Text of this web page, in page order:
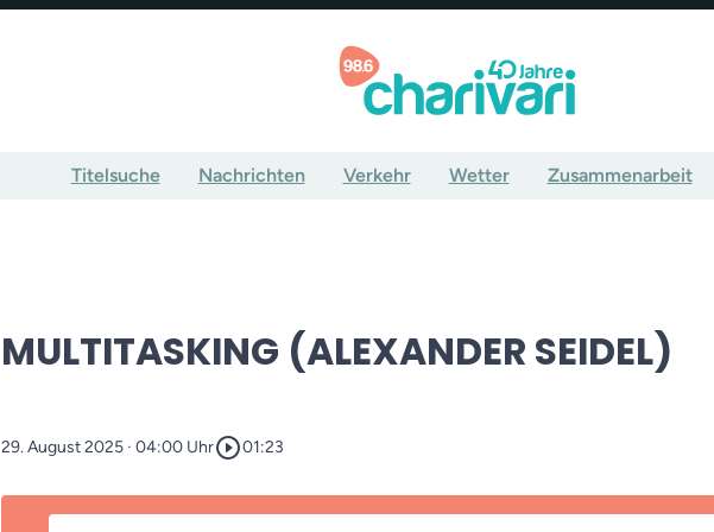
Titelsuche Nachrichten Verkehr Wetter Zusammenarbeit
MULTITASKING (ALEXANDER SEIDEL)
29. August 2025 · 04:00 Uhrplay_circle_outline01:23